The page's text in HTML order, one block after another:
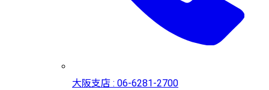
大阪支店 : 06-6281-2700